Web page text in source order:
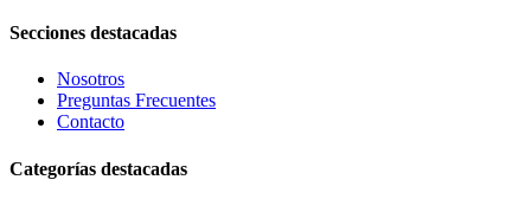
Secciones destacadas
Nosotros
Preguntas Frecuentes
Contacto
Categorías destacadas